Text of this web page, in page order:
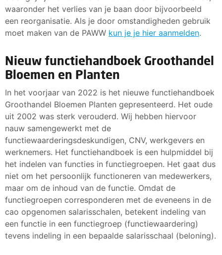
waaronder het verlies van je baan door bijvoorbeeld
een reorganisatie. Als je door omstandigheden gebruik
moet maken van de PAWW kun je je hier aanmelden.
Nieuw functiehandboek Groothandel
Bloemen en Planten
In het voorjaar van 2022 is het nieuwe functiehandboek
Groothandel Bloemen Planten gepresenteerd. Het oude
uit 2002 was sterk verouderd. Wij hebben hiervoor
nauw samengewerkt met de
functiewaarderingsdeskundigen, CNV, werkgevers en
werknemers. Het functiehandboek is een hulpmiddel bij
het indelen van functies in functiegroepen. Het gaat dus
niet om het persoonlijk functioneren van medewerkers,
maar om de inhoud van de functie. Omdat de
functiegroepen corresponderen met de eveneens in de
cao opgenomen salarisschalen, betekent indeling van
een functie in een functiegroep (functiewaardering)
tevens indeling in een bepaalde salarisschaal (beloning).